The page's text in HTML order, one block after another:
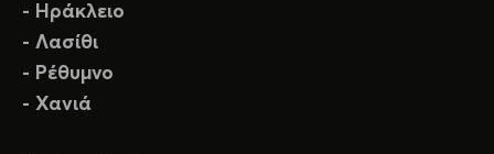
- Ηράκλειο
- Λασίθι
- Ρέθυμνο
- Χανιά